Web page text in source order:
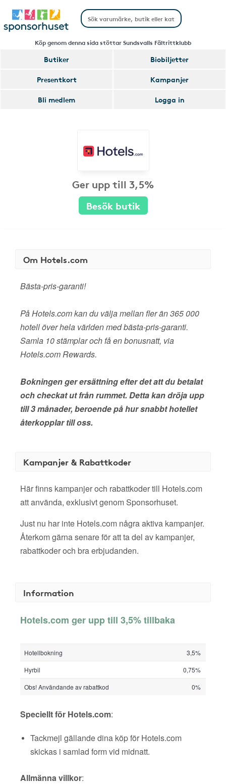
Köp genom denna sida stöttar Sundsvalls Fältrittklubb
Butiker
Biobiljetter
Presentkort
Kampanjer
Bli medlem
Logga in
Ger upp till 3,5%
Besök butik
Om Hotels.com
Bästa-pris-garanti!
På Hotels.com kan du välja mellan fler än 365 000
hotell över hela världen med bästa-pris-garanti.
Samla 10 stämplar och få en bonusnatt, via
Hotels.com Rewards.
Bokningen ger ersättning efter det att du betalat
och checkat ut från rummet. Detta kan dröja upp
till 3 månader, beroende på hur snabbt hotellet
återkopplar till oss.
Kampanjer & Rabattkoder
Här finns kampanjer och rabattkoder till Hotels.com
att använda, exklusivt genom Sponsorhuset.
Just nu har inte Hotels.com några aktiva kampanjer.
Återkom gärna senare för att ta del av kampanjer,
rabattkoder och bra erbjudanden.
Information
Hotels.com ger upp till 3,5% tillbaka
Hotellbokning
3,5%
Hyrbil
0,75%
Obs! Användande av rabattkod
0%
Speciellt för Hotels.com:
Tackmejl gällande dina köp för Hotels.com
skickas i samlad form vid midnatt.
Allmänna villkor: